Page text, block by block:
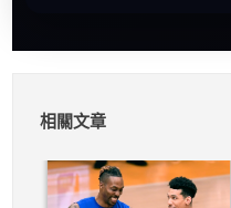
相關文章